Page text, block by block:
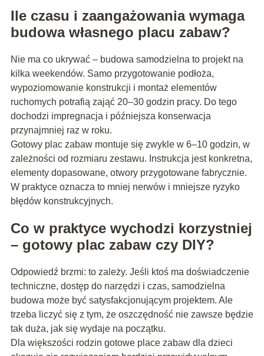
Ile czasu i zaangażowania wymaga
budowa własnego placu zabaw?
Nie ma co ukrywać – budowa samodzielna to projekt na
kilka weekendów. Samo przygotowanie podłoża,
wypoziomowanie konstrukcji i montaż elementów
ruchomych potrafią zająć 20–30 godzin pracy. Do tego
dochodzi impregnacja i późniejsza konserwacja
przynajmniej raz w roku.
Gotowy plac zabaw montuje się zwykle w 6–10 godzin, w
zależności od rozmiaru zestawu. Instrukcja jest konkretna,
elementy dopasowane, otwory przygotowane fabrycznie.
W praktyce oznacza to mniej nerwów i mniejsze ryzyko
błędów konstrukcyjnych.
Co w praktyce wychodzi korzystniej
– gotowy plac zabaw czy DIY?
Odpowiedź brzmi: to zależy. Jeśli ktoś ma doświadczenie
techniczne, dostęp do narzędzi i czas, samodzielna
budowa może być satysfakcjonującym projektem. Ale
trzeba liczyć się z tym, że oszczędność nie zawsze będzie
tak duża, jak się wydaje na początku.
Dla większości rodzin gotowe place zabaw dla dzieci